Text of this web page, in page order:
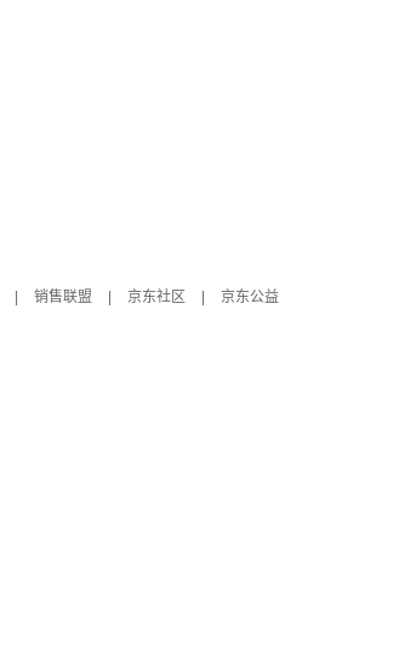
销售联盟 京东社区
京东公益